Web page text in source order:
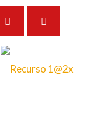
13 de octubre de 2025